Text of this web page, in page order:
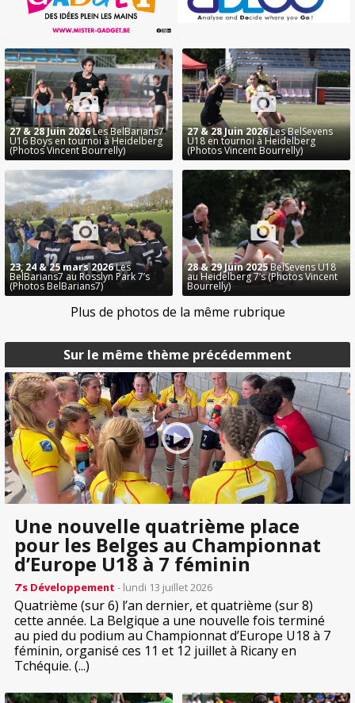
Sur le même thème précédemment
Une nouvelle quatrième place
pour les Belges au Championnat
d’Europe U18 à 7 féminin
7’s Développement - lundi 13 juillet 2026
Quatrième (sur 6) l’an dernier, et quatrième (sur 8)
cette année. La Belgique a une nouvelle fois terminé
au pied du podium au Championnat d’Europe U18 à 7
féminin, organisé ces 11 et 12 juillet à Ricany en
Tchéquie. (...)
27 & 28 Juin 2026Les BelBarians7
U16 Boys en tournoi à Heidelberg
(Photos Vincent Bourrelly)
27 & 28 Juin 2026Les BelSevens
U18 en tournoi à Heidelberg
(Photos Vincent Bourrelly)
23, 24 & 25 mars 2026Les
BelBarians7 au Rosslyn Park 7’s
(Photos BelBarians7)
28 & 29 Juin 2025BelSevens U18
au Heidelberg 7’s (Photos Vincent
Bourrelly)
Plus de photos de la même rubrique